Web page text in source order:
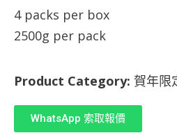
4 packs per box
2500g per pack
Product Category: 賀年限
WhatsApp 索取報價